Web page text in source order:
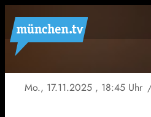
Mo., 17.11.2025 , 18:45 Uhr